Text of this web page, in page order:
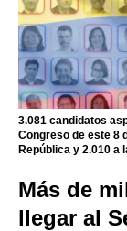
3.081 candidatos
Congreso de este 8
República y 2.010 a
Más de
llegar al